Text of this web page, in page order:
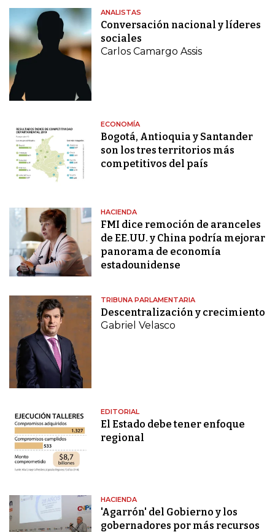
ANALISTAS
Conversación nacional y líderes
sociales
Carlos Camargo Assis
ECONOMÍA
Bogotá, Antioquia y Santander
son los tres territorios más
competitivos del país
HACIENDA
FMI dice remoción de aranceles
de EE.UU. y China podría mejorar
panorama de economía
estadounidense
TRIBUNA PARLAMENTARIA
Descentralización y crecimiento
Gabriel Velasco
EDITORIAL
El Estado debe tener enfoque
regional
HACIENDA
'Agarrón' del Gobierno y los
gobernadores por más recursos